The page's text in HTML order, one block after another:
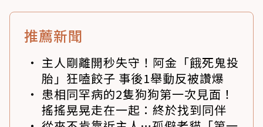
推薦新聞
主人剛離開秒失守！阿金「餓死鬼投
胎」狂嗑餃子 事後1舉動反被讚爆
患相同罕病的2隻狗狗第一次見面！
搖搖晃晃走在一起：終於找到同伴